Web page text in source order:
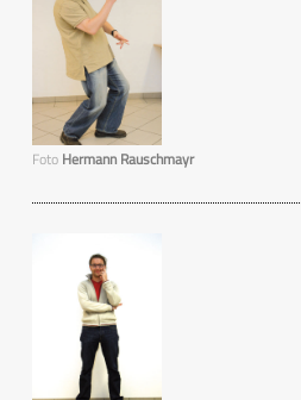
Foto Hermann Rauschmayr